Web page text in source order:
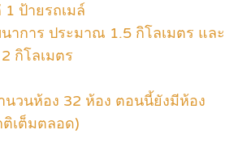
ป้ายรถเมล์
าการ ประมาณ 1.5 กิโลเมตร และ
กิโลเมตร
นวนห้อง 32 ห้อง ตอนนี้ยังมีห้อง
ติเต็มตลอด)